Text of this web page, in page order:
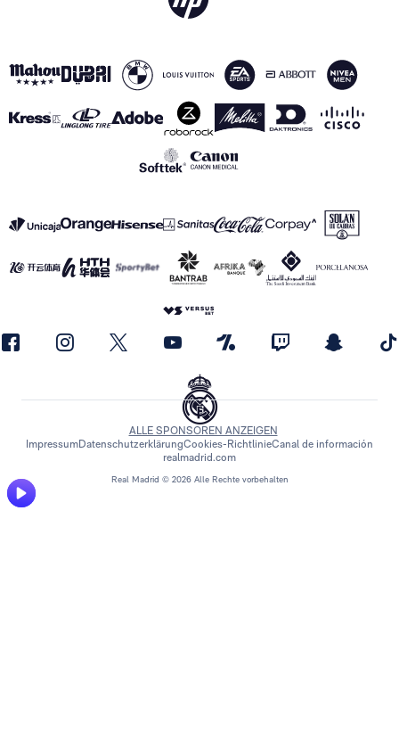
Real Madrid © 2026 Alle Rechte vorbehalten
ALLE SPONSOREN ANZEIGEN
ImpressumDatenschutzerklärungCookies-RichtlinieCanal de información
realmadrid.com